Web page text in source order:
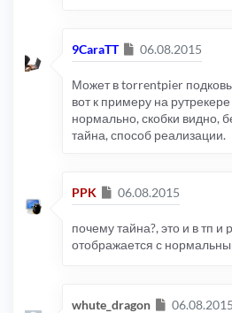
9CaraTT Сообщение
06.08.2015
Может в torrentpier
вот к примеру на
нормально, скобки видно,
тайна, способ реализации.
PPK Сообщение
06.08.2015
почему тайна?, это и в тп и
отображается с
whute_dragon Сообщение
06.08.2015